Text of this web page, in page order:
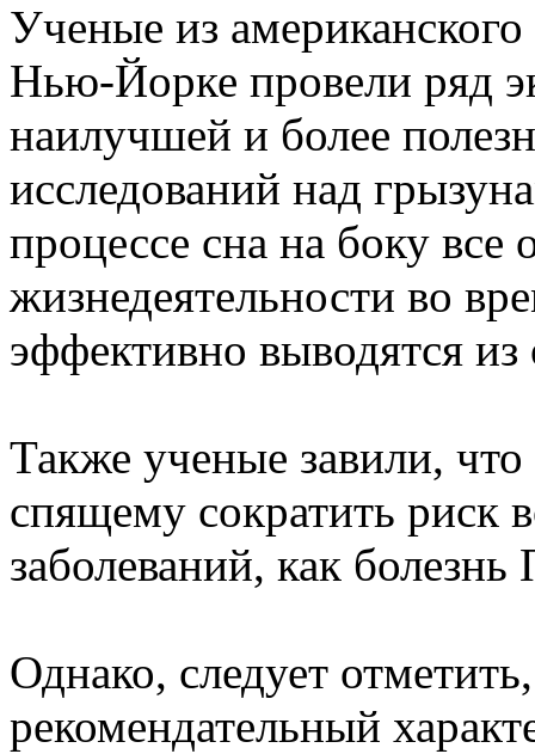
Ученые из
Нью-Йорке провели ряд
наилучшей и более
исследований над
процессе сна на боку все
жизнедеятельности во
эффективно выводятся из
Также ученые завили,
спящему сократить риск
заболеваний, как
Однако, следует
рекомендательный